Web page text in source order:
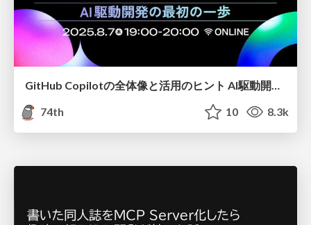
74th
10 8.3k